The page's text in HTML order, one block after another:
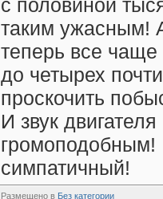
с половиной
таким ужасным!
теперь все чаще
до четырех
проскочить
И звук
громоподобным!
симпатичный!
Размещено в Без категории